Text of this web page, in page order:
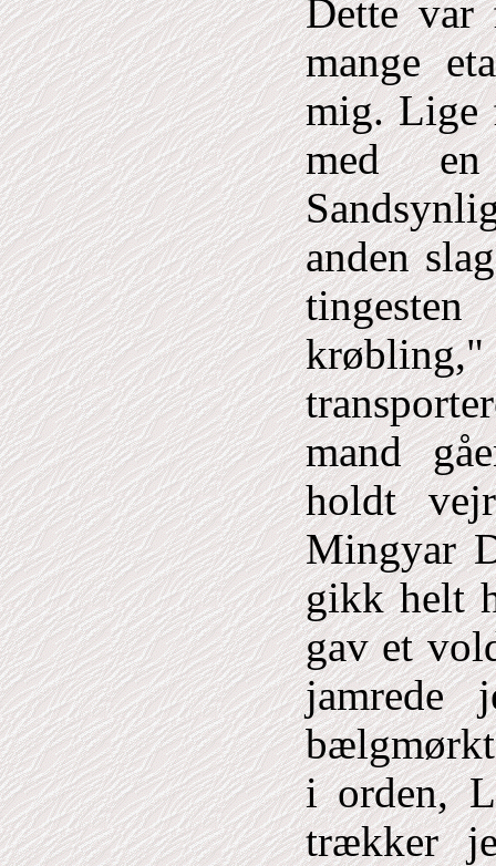
Dette var
mange
mig. Lige
med
anden
mand
holdt
Mingyar
gikk helt
gav et
i orden,
trækker